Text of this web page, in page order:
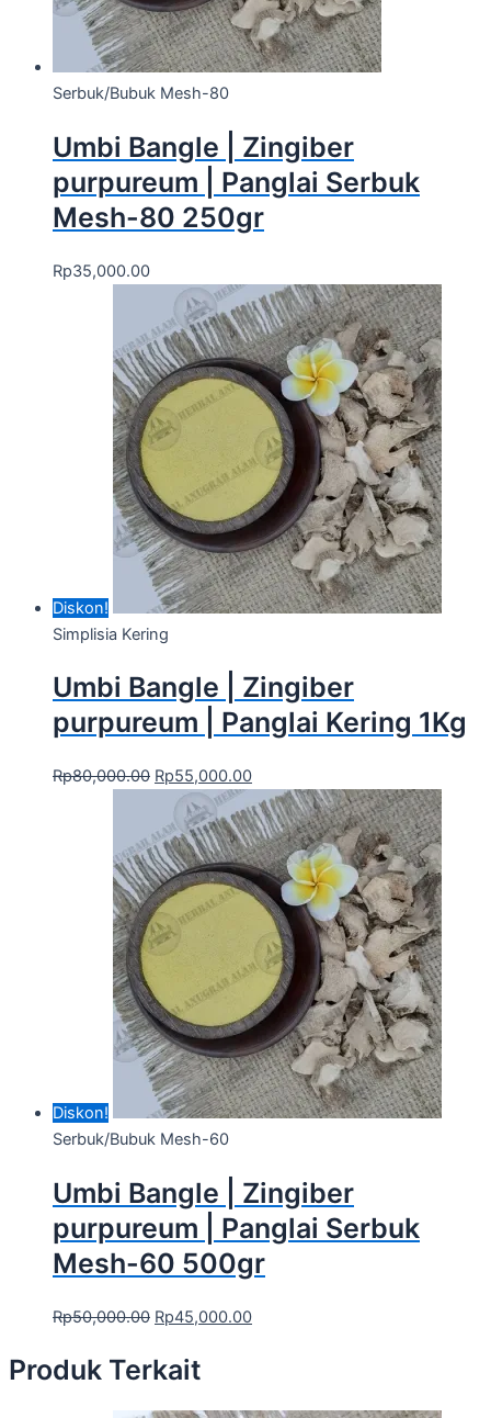
Serbuk/Bubuk Mesh-80
Umbi Bangle | Zingiber
purpureum | Panglai Serbuk
Mesh-80 250gr
Rp35,000.00
Diskon!
Simplisia Kering
Umbi Bangle | Zingiber
purpureum | Panglai Kering 1Kg
Rp80,000.00 Rp55,000.00
Diskon!
Serbuk/Bubuk Mesh-60
Umbi Bangle | Zingiber
purpureum | Panglai Serbuk
Mesh-60 500gr
Rp50,000.00 Rp45,000.00
Produk Terkait